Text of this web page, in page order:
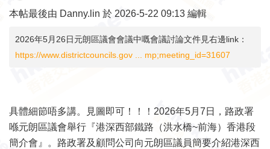
本帖最後由 Danny.lin 於 2026-5-22 09:13 編輯
2026年5月26日元朗區議會會議中嘅會議討論文件見右邊link：
https://www.districtcouncils.gov ... mp;meeting_id=31607
具體細節唔多講。見圖即可！！！2026年5月7日，路政署
喺元朗區議會舉行『港深西部鐵路（洪水橋~前海）香港段
簡介會』。路政署及顧問公司向元朗區議員簡要介紹港深西